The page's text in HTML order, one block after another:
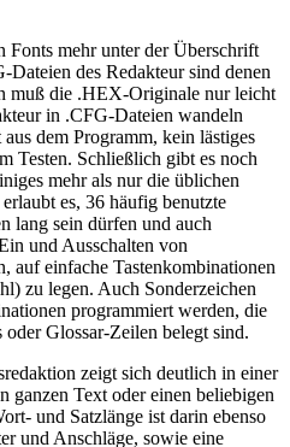
Fonts mehr unter der Überschrift
des Redakteur sind denen
muß die .HEX-Originale nur leicht
in .CFG-Dateien wandeln
dem Programm, kein lästiges
Testen. Schließlich gibt es noch
mehr als nur die üblichen
es, 36 häufig benutzte
lang sein dürfen und auch
und Ausschalten von
auf einfache Tastenkombinationen
zu legen. Auch Sonderzeichen
programmiert werden, die
Glossar-Zeilen belegt sind.
zeigt sich deutlich in einer
ganzen Text oder einen beliebigen
und Satzlänge ist darin ebenso
und Anschläge, sowie eine